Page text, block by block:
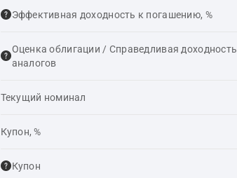
Эффективная доходность к погашению, %
Оценка облигации / Справедливая доходность
аналогов
Текущий номинал
Купон, %
Купон